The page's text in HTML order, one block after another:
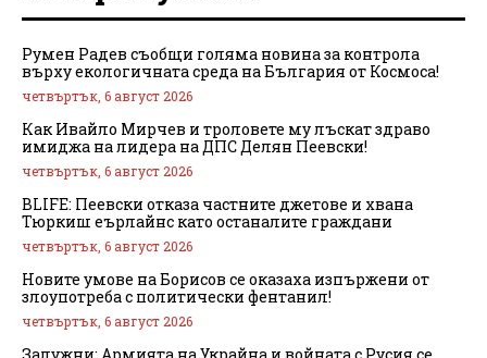
Румен Радев съобщи голяма новина за контрола
върху екологичната среда на България от Космоса!
четвъртък, 6 август 2026
Как Ивайло Мирчев и троловете му лъскат здраво
имиджа на лидера на ДПС Делян Пеевски!
четвъртък, 6 август 2026
BLIFE: Пеевски отказа частните джетове и хвана
Тюркиш еърлайнс като останалите граждани
четвъртък, 6 август 2026
Новите умове на Борисов се оказаха изпържени от
злоупотреба с политически фентанил!
четвъртък, 6 август 2026